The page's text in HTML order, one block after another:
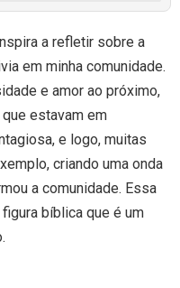
a refletir sobre a
em minha comunidade.
e amor ao próximo,
estavam em
e logo, muitas
criando uma onda
a comunidade. Essa
bíblica que é um